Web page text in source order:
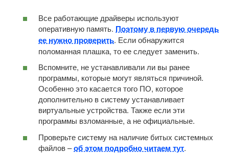
Все работающие драйверы используют
оперативную память. Поэтому в первую очередь
ее нужно проверить. Если обнаружится
поломанная плашка, то ее следует заменить.
Вспомните, не устанавливали ли вы ранее
программы, которые могут являться причиной.
Особенно это касается того ПО, которое
дополнительно в систему устанавливает
виртуальные устройства. Также если эти
программы взломанные, а не официальные.
Проверьте систему на наличие битых системных
файлов –об этом подробно читаем тут.